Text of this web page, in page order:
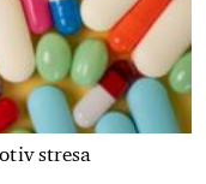
stresa